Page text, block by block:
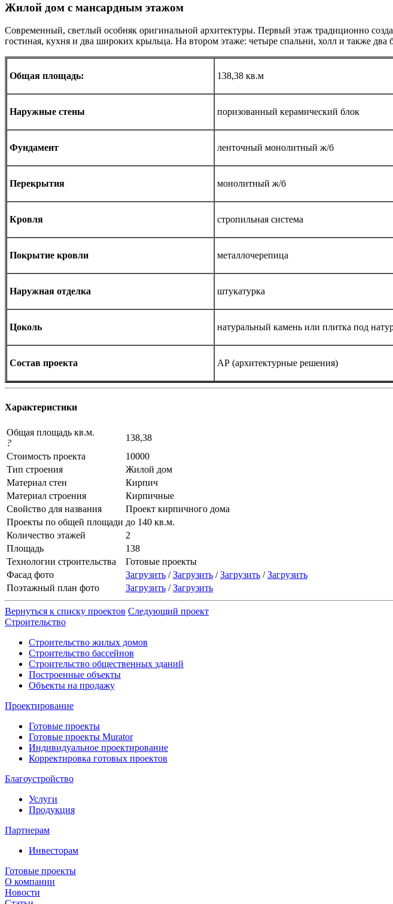
Жилой дом с мансардным этажом
Современный, светлый особняк оригинальной архитектуры. Первый этаж традиционно
гостиная, кухня и два широких крыльца. На втором этаже: четыре спальни, холл и также два
Общая площадь: 138,38 кв.м
Наружные стены поризованный керамический блок
Фундамент ленточный монолитный ж/б
Перекрытия монолитный ж/б
Кровля стропильная система
Покрытие кровли металлочерепица
Наружная отделка штукатурка
Цоколь натуральный камень или плитка под
Состав проекта АР (архитектурные решения)
Характеристики
Общая площадь кв.м.
?
138,38
Стоимость проекта
10000
Тип строения
Жилой дом
Материал стен
Кирпич
Материал строения
Кирпичные
Свойство для названия
Проект кирпичного дома
Проекты по общей площади до 140 кв.м.
Количество этажей
2
Площадь
138
Технологии строительства
Готовые проекты
Фасад фото
Загрузить /Загрузить /Загрузить /Загрузить
Поэтажный план фото
Загрузить /Загрузить
Вернуться к списку проектов Следующий проект
Строительство
Строительство жилых домов
Строительство бассейнов
Строительство общественных зданий
Построенные объекты
Объекты на продажу
Проектирование
Готовые проекты
Готовые проекты Murator
Индивидуальное проектирование
Корректировка готовых проектов
Благоустройство
Услуги
Продукция
Партнерам
Инвесторам
Готовые проекты
О компании
Новости